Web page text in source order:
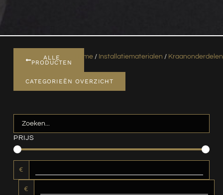
ALLE
PRODUCTEN
Home / Installatiematerialen / Kraanonderdelen
CATEGORIEËN OVERZICHT
PRIJS
€
€